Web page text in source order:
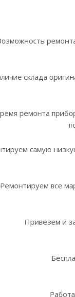
склада
ремонта
самую
Ремонтируем все
Привезем и